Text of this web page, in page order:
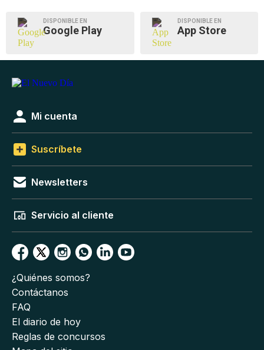
DISPONIBLE EN
Google Play
DISPONIBLE EN
App Store
Mi cuenta
Suscríbete
Newsletters
Servicio al cliente
¿Quiénes somos?
Contáctanos
FAQ
El diario de hoy
Reglas de concursos